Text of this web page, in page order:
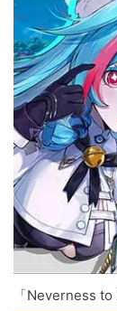
「Neverness